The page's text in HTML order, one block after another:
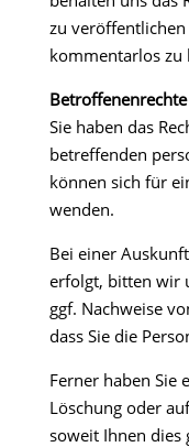
zu
kommentarlos zu
Betroffenenrechte
Sie haben das
betreffenden
können sich für
wenden.
Bei einer
erfolgt, bitten wir
ggf. Nachweise
dass Sie die
Ferner haben Sie
Löschung oder
soweit Ihnen dies